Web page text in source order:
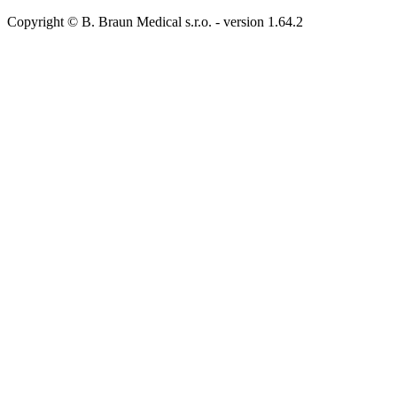
Copyright © B. Braun Medical s.r.o. - version 1.64.2